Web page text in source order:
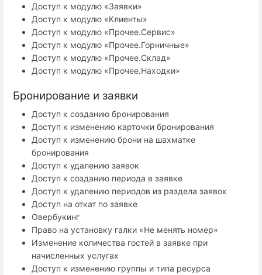
Доступ к модулю «Заявки»
Доступ к модулю «Клиенты»
Доступ к модулю «Прочее.Сервис»
Доступ к модулю «Прочее.Горничные»
Доступ к модулю «Прочее.Склад»
Доступ к модулю «Прочее.Находки»
Бронирование и заявки
Доступ к созданию бронирования
Доступ к изменению карточки бронирования
Доступ к изменению брони на шахматке
бронирования
Доступ к удалению заявок
Доступ к созданию периода в заявке
Доступ к удалению периодов из раздела заявок
Доступ на откат по заявке
Овербукинг
Право на установку галки «Не менять номер»
Изменение количества гостей в заявке при
начисленных услугах
Доступ к изменению группы и типа ресурса